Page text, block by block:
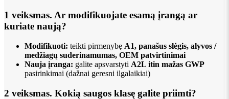
1 veiksmas. Ar modifikuojate esamą įrangą ar
kuriate naują?
Modifikuoti: teikti pirmenybę A1, panašus slėgis, alyvos /
medžiagų suderinamumas, OEM patvirtinimai
Nauja įranga: galite apsvarstyti A2L itin mažas GWP
pasirinkimai (dažnai geresni ilgalaikiai)
2 veiksmas. Kokią saugos klasę galite priimti?